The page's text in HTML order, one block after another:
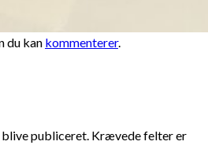
du kan kommenterer.
publiceret. Krævede felter er